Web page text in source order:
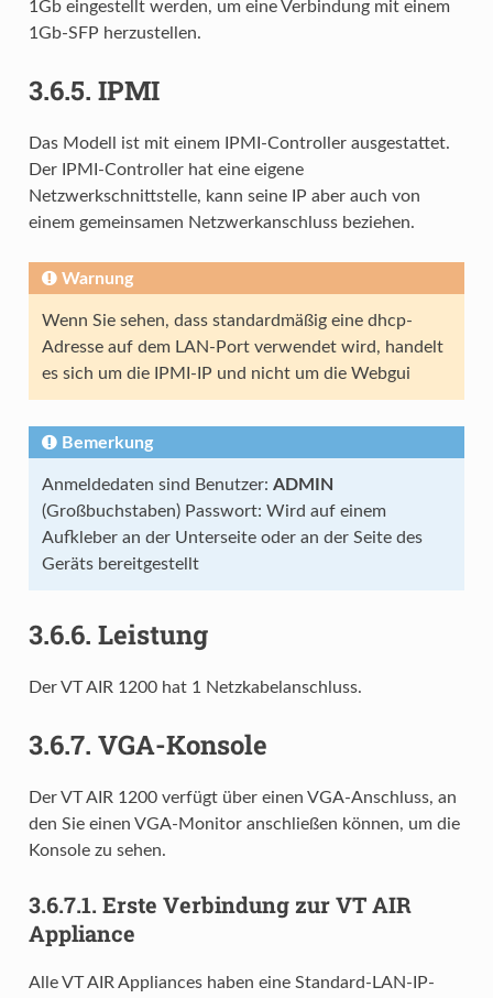
1Gb eingestellt werden, um eine Verbindung mit einem
1Gb-SFP herzustellen.
3.6.5. IPMI
Das Modell ist mit einem IPMI-Controller ausgestattet.
Der IPMI-Controller hat eine eigene
Netzwerkschnittstelle, kann seine IP aber auch von
einem gemeinsamen Netzwerkanschluss beziehen.
Warnung
Wenn Sie sehen, dass standardmäßig eine dhcp-
Adresse auf dem LAN-Port verwendet wird, handelt
es sich um die IPMI-IP und nicht um die Webgui
Bemerkung
Anmeldedaten sind Benutzer: ADMIN
(Großbuchstaben) Passwort: Wird auf einem
Aufkleber an der Unterseite oder an der Seite des
Geräts bereitgestellt
3.6.6. Leistung
Der VT AIR 1200 hat 1 Netzkabelanschluss.
3.6.7. VGA-Konsole
Der VT AIR 1200 verfügt über einen VGA-Anschluss, an
den Sie einen VGA-Monitor anschließen können, um die
Konsole zu sehen.
3.6.7.1. Erste Verbindung zur VT AIR
Appliance
Alle VT AIR Appliances haben eine Standard-LAN-IP-